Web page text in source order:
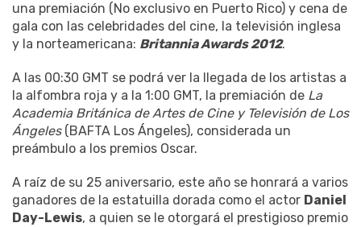
una premiación (No exclusivo en Puerto Rico) y cena de
gala con las celebridades del cine, la televisión inglesa
y la norteamericana: Britannia Awards 2012.
A las 00:30 GMT se podrá ver la llegada de los artistas a
la alfombra roja y a la 1:00 GMT, la premiación de La
Academia Británica de Artes de Cine y Televisión de Los
Ángeles(BAFTA Los Ángeles), considerada un
preámbulo a los premios Oscar.
A raíz de su 25 aniversario, este año se honrará a varios
ganadores de la estatuilla dorada como el actor Daniel
Day-Lewis, a quien se le otorgará el prestigioso premio